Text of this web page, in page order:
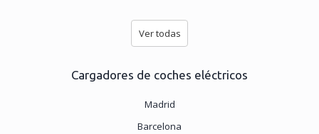
Ver todas
Cargadores de coches eléctricos
Madrid
Barcelona